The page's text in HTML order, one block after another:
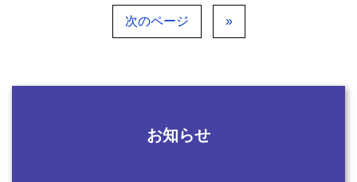
次のページ »
お知らせ